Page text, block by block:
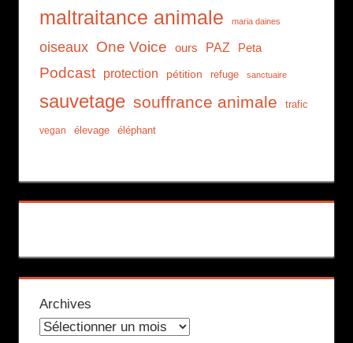
maltraitance animale maria daines
oiseaux One Voice ours PAZ Peta
Podcast protection pétition refuge sanctuaire
sauvetage souffrance animale trafic
vegan élevage éléphant
Archives